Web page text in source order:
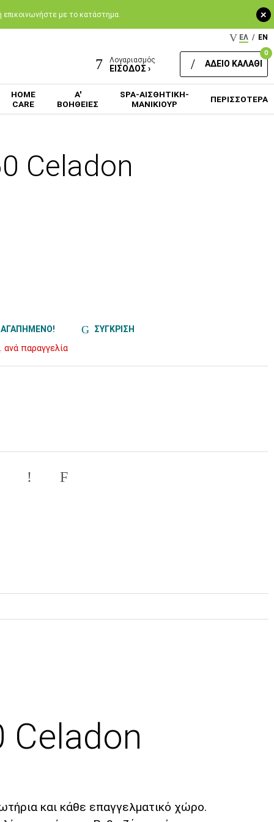
+
επικοινωνήστε με το κατάστημα.
ΕΛ / EN
Λογαριασμός
ΕΙΣΟΔΟΣ ›
0
ΑΔΕΙΟ ΚΑΛΑΘΙ
HOME
CARE
Α'
ΒΟΗΘΕΙΕΣ
SPA-ΑΙΣΘΗΤΙΚΗ-
ΜΑΝΙΚΙΟΥΡ
ΠΕΡΙΣΣΟΤΕΡΑ
Celadon
ΑΓΑΠΗΜΕΝΟ! ΣΥΓΚΡΙΣΗ
παραγγελία
και κάθε επαγγελματικό χώρο.